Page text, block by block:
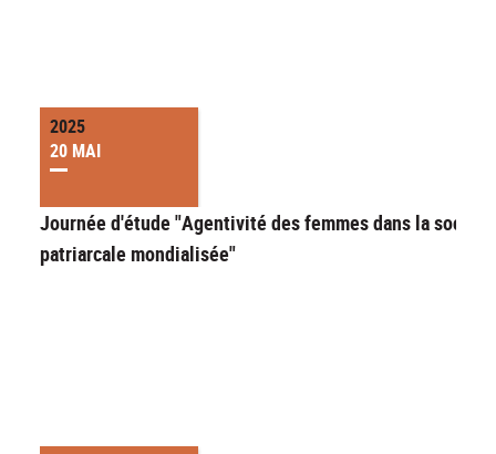
2025
20 MAI
Journée d'étude "Agentivité des femmes dans la société
patriarcale mondialisée"